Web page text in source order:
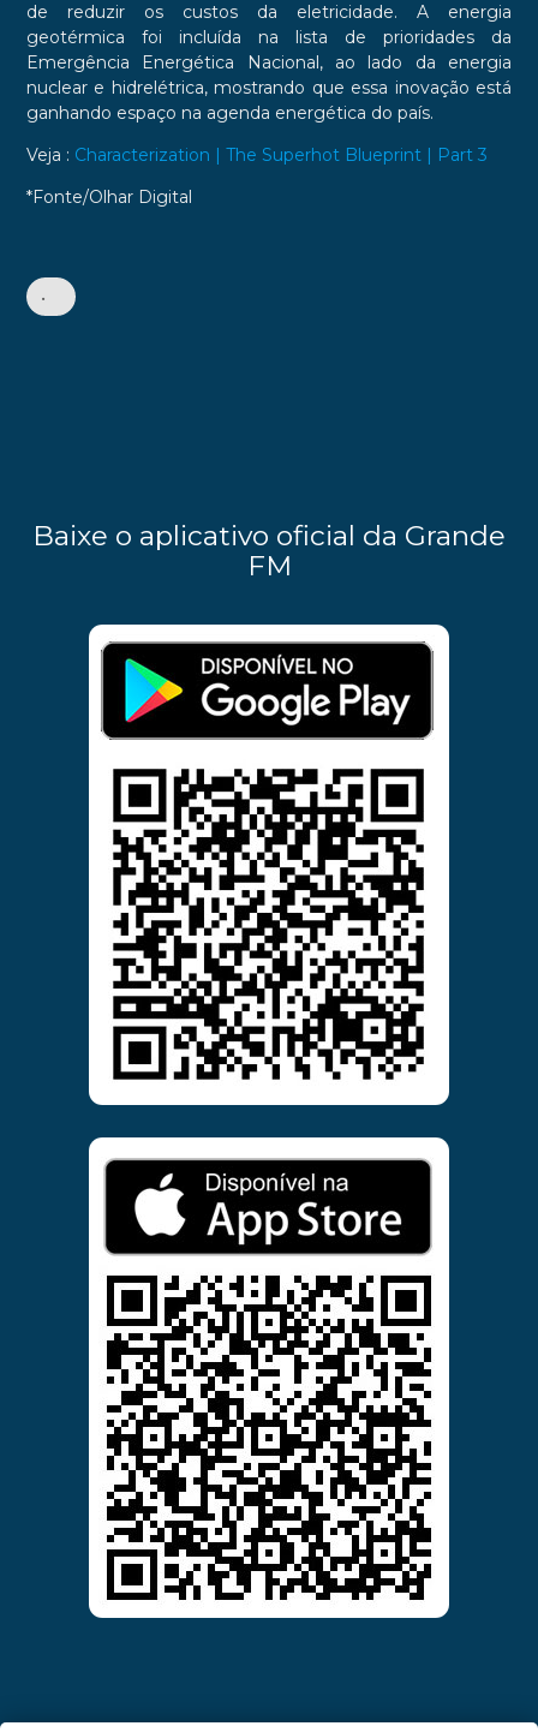
de reduzir os custos da eletricidade. A energia
geotérmica foi incluída na lista de prioridades da
Emergência Energética Nacional, ao lado da energia
nuclear e hidrelétrica, mostrando que essa inovação está
ganhando espaço na agenda energética do país.
Veja : Characterization | The Superhot Blueprint | Part 3
*Fonte/Olhar Digital
•
Baixe o aplicativo oficial da Grande
FM